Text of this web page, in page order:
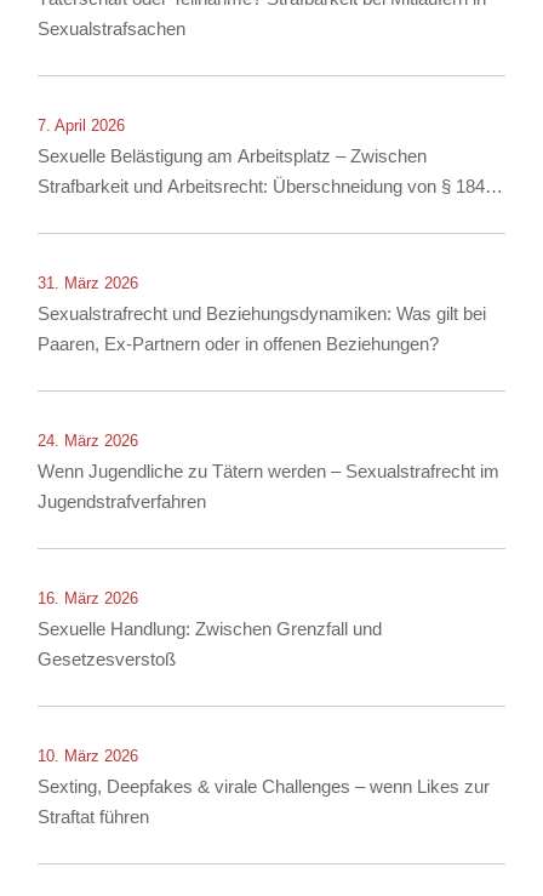
Sexualstrafsachen
7. April 2026
Sexuelle Belästigung am Arbeitsplatz – Zwischen
Strafbarkeit und Arbeitsrecht: Überschneidung von § 184i
31. März 2026
Sexualstrafrecht und Beziehungsdynamiken: Was gilt bei
Paaren, Ex-Partnern oder in offenen Beziehungen?
24. März 2026
Wenn Jugendliche zu Tätern werden – Sexualstrafrecht im
Jugendstrafverfahren
16. März 2026
Sexuelle Handlung: Zwischen Grenzfall und
Gesetzesverstoß
10. März 2026
Sexting, Deepfakes & virale Challenges – wenn Likes zur
Straftat führen